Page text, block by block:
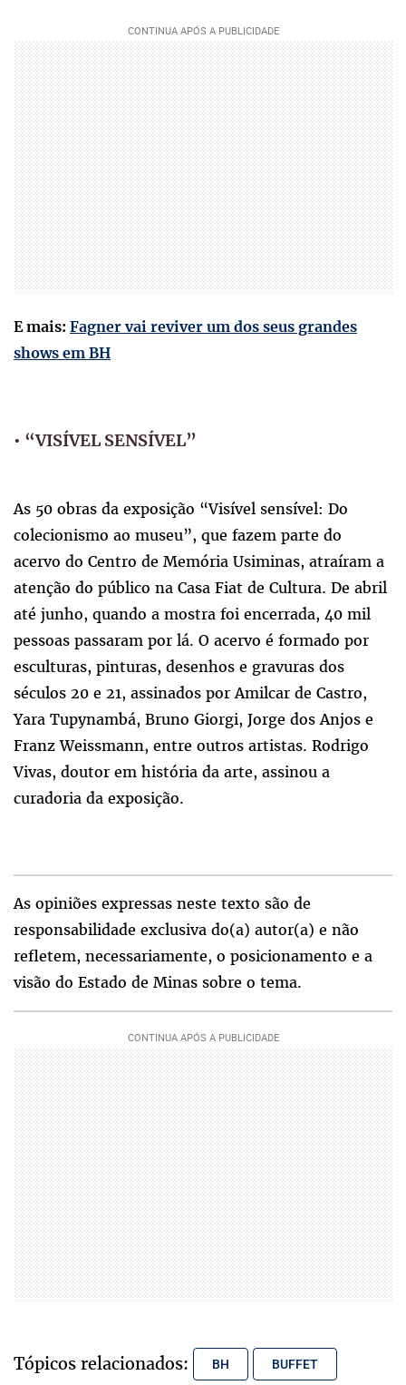
E mais: Fagner vai reviver um dos seus grandes
shows em BH
• “VISÍVEL SENSÍVEL”
As 50 obras da exposição “Visível sensível: Do
colecionismo ao museu”, que fazem parte do
acervo do Centro de Memória Usiminas, atraíram a
atenção do público na Casa Fiat de Cultura. De abril
até junho, quando a mostra foi encerrada, 40 mil
pessoas passaram por lá. O acervo é formado por
esculturas, pinturas, desenhos e gravuras dos
séculos 20 e 21, assinados por Amilcar de Castro,
Yara Tupynambá, Bruno Giorgi, Jorge dos Anjos e
Franz Weissmann, entre outros artistas. Rodrigo
Vivas, doutor em história da arte, assinou a
curadoria da exposição.
As opiniões expressas neste texto são de
responsabilidade exclusiva do(a) autor(a) e não
refletem, necessariamente, o posicionamento e a
visão do Estado de Minas sobre o tema.
Tópicos relacionados: BH BUFFET